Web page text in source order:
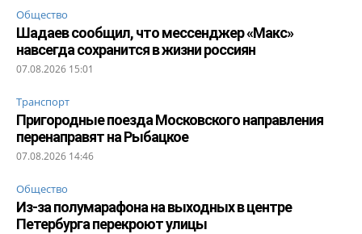
Общество
Шадаев сообщил, что мессенджер «Макс»
навсегда сохранится в жизни россиян
07.08.2026 15:01
Транспорт
Пригородные поезда Московского направления
перенаправят на Рыбацкое
07.08.2026 14:46
Общество
Из-за полумарафона на выходных в центре
Петербурга перекроют улицы